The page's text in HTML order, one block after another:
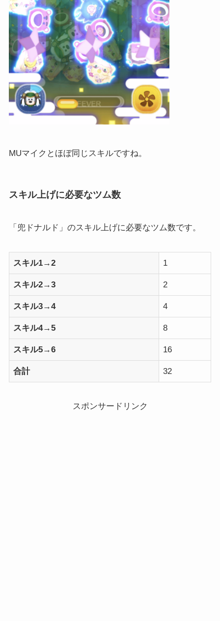
MUマイクとほぼ同じスキルですね。
スキル上げに必要なツム数
「兜ドナルド」のスキル上げに必要なツム数です。
スキル1→2 1
スキル2→3 2
スキル3→4 4
スキル4→5 8
スキル5→6 16
合計 32
スポンサードリンク